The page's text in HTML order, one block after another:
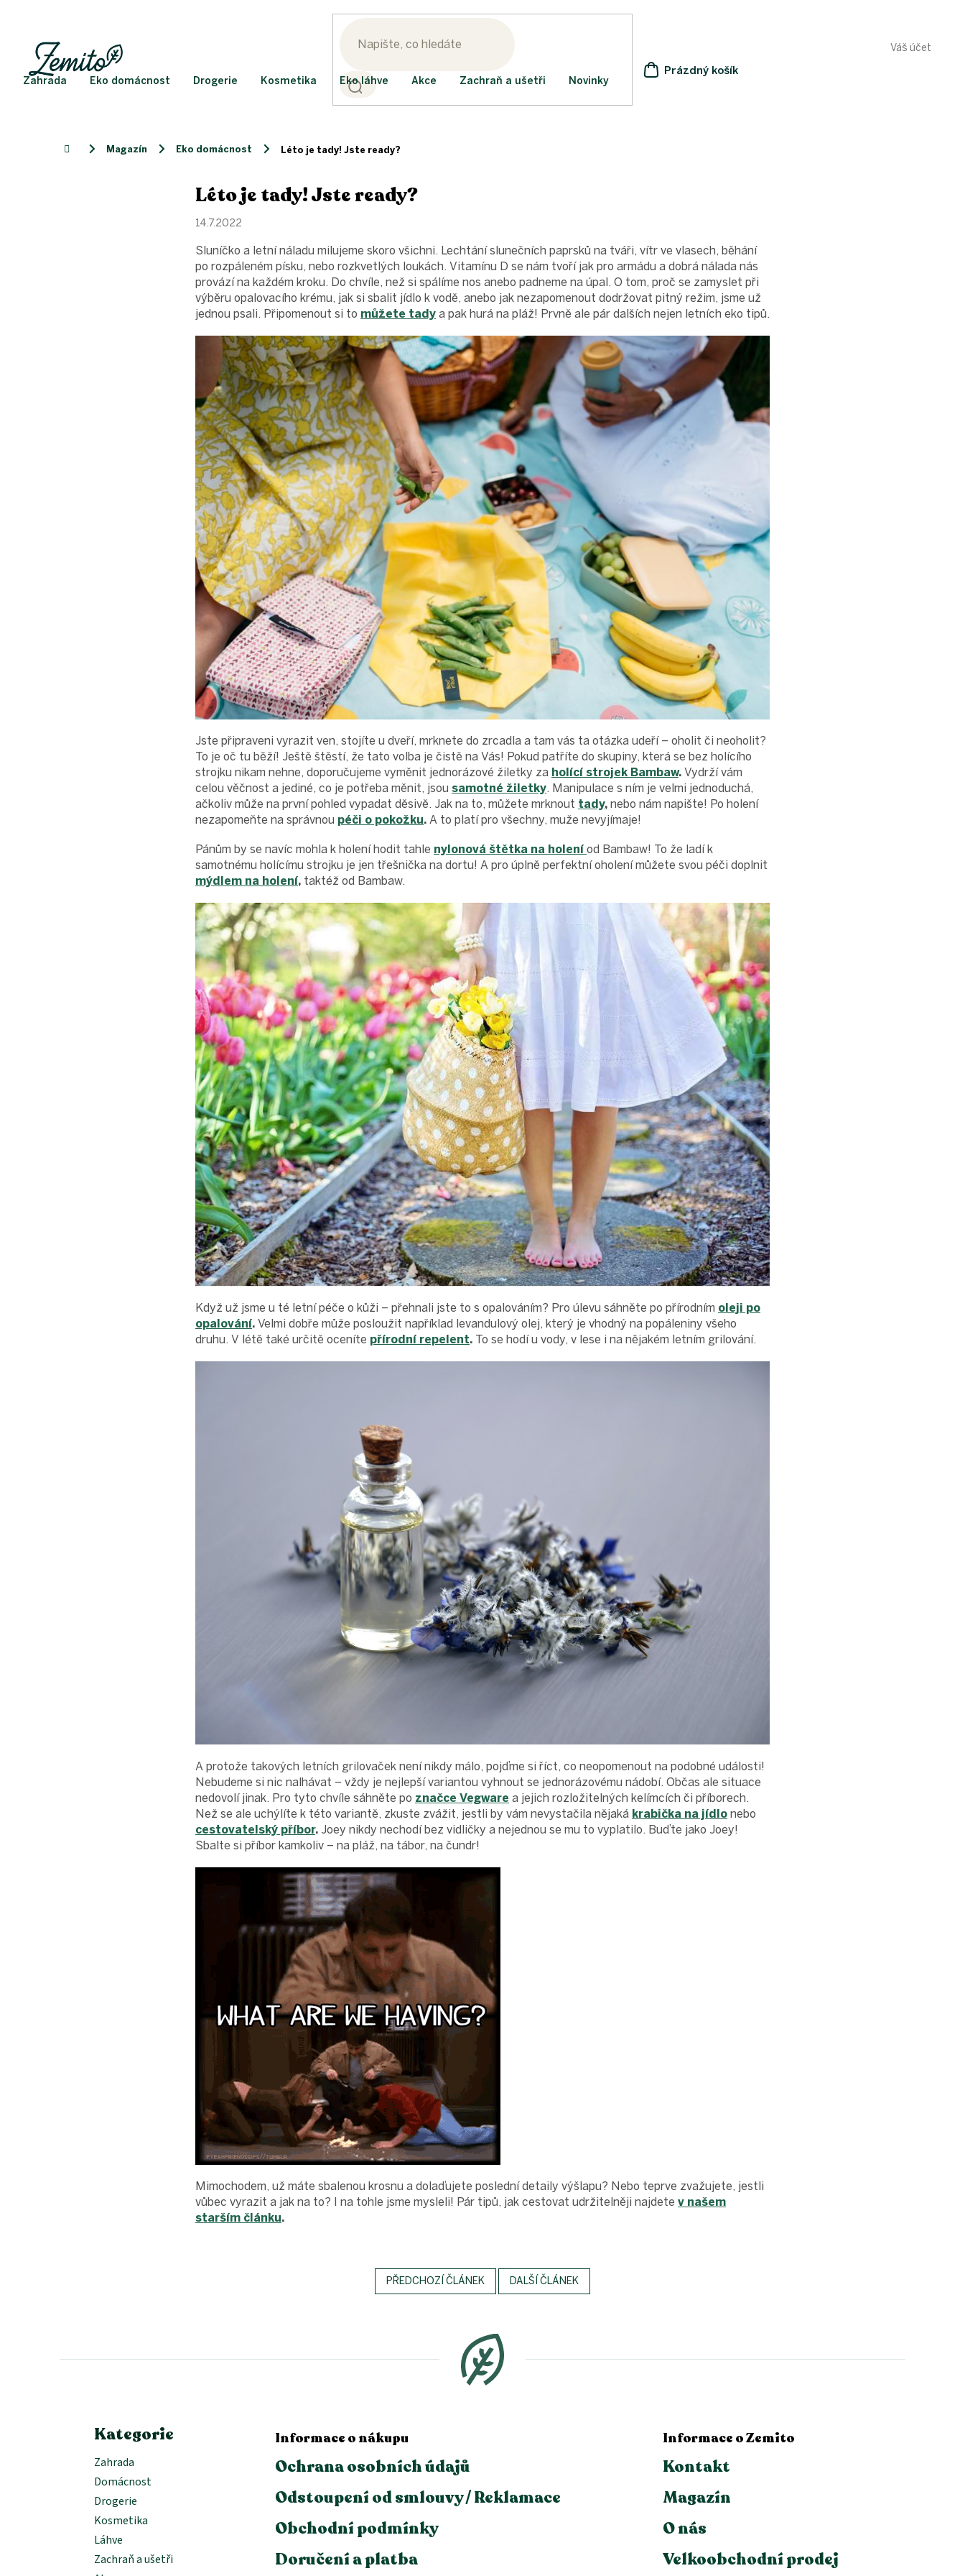
Váš účet
NÁKUPNÍ
Prázdný košík
Zahrada Eko domácnost Drogerie Kosmetika Eko láhve Akce Zachraň a ušetři Novinky
Domů Magazín Eko domácnost Léto je tady! Jste ready?
Léto je tady! Jste ready?
14.7.2022
Sluníčko a letní náladu milujeme skoro všichni. Lechtání slunečních paprsků na tváři, vítr ve vlasech, běhání
po rozpáleném písku, nebo rozkvetlých loukách. Vitamínu D se nám tvoří jak pro armádu a dobrá nálada nás
provází na každém kroku. Do chvíle, než si spálíme nos anebo padneme na úpal. O tom, proč se zamyslet při
výběru opalovacího krému, jak si sbalit jídlo k vodě, anebo jak nezapomenout dodržovat pitný režim, jsme už
jednou psali. Připomenout si to můžete tady a pak hurá na pláž! Prvně ale pár dalších nejen letních eko tipů.
Jste připraveni vyrazit ven, stojíte u dveří, mrknete do zrcadla a tam vás ta otázka udeří – oholit či neoholit?
To je oč tu běží! Ještě štěstí, že tato volba je čistě na Vás! Pokud patříte do skupiny, která se bez holícího
strojku nikam nehne, doporučujeme vyměnit jednorázové žiletky za holící strojek Bambaw. Vydrží vám
celou věčnost a jediné, co je potřeba měnit, jsou samotné žiletky. Manipulace s ním je velmi jednoduchá,
ačkoliv může na první pohled vypadat děsivě. Jak na to, můžete mrknout tady, nebo nám napište! Po holení
nezapomeňte na správnou péči o pokožku. A to platí pro všechny, muže nevyjímaje!
Pánům by se navíc mohla k holení hodit tahle nylonová štětka na holeníod Bambaw! To že ladí k
samotnému holícímu strojku je jen třešnička na dortu! A pro úplně perfektní oholení můžete svou péči doplnit
mýdlem na holení, taktéž od Bambaw.
Když už jsme u té letní péče o kůži – přehnali jste to s opalováním? Pro úlevu sáhněte po přírodním oleji po
opalování. Velmi dobře může posloužit například levandulový olej, který je vhodný na popáleniny všeho
druhu. V létě také určitě oceníte přírodní repelent. To se hodí u vody, v lese i na nějakém letním grilování.
A protože takových letních grilovaček není nikdy málo, pojďme si říct, co neopomenout na podobné události!
Nebudeme si nic nalhávat – vždy je nejlepší variantou vyhnout se jednorázovému nádobí. Občas ale situace
nedovolí jinak. Pro tyto chvíle sáhněte po značce Vegware a jejich rozložitelných kelímcích či příborech.
Než se ale uchýlíte k této variantě, zkuste zvážit, jestli by vám nevystačila nějaká krabička na jídlo nebo
cestovatelský příbor. Joey nikdy nechodí bez vidličky a nejednou se mu to vyplatilo. Buďte jako Joey!
Sbalte si příbor kamkoliv – na pláž, na tábor, na čundr!
Mimochodem, už máte sbalenou krosnu a dolaďujete poslední detaily výšlapu? Nebo teprve zvažujete, jestli
vůbec vyrazit a jak na to? I na tohle jsme mysleli! Pár tipů, jak cestovat udržitelněji najdete v našem
starším článku.
PŘEDCHOZÍ ČLÁNEK DALŠÍ ČLÁNEK
Kategorie
Zahrada
Domácnost
Drogerie
Kosmetika
Láhve
Zachraň a ušetři
Informace o nákupu
Ochrana osobních údajů
Odstoupení od smlouvy / Reklamace
Obchodní podmínky
Doručení a platba
Informace o Zemito
Kontakt
Magazín
O nás
Velkoobchodní prodej